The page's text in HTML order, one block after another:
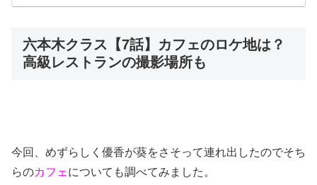
六本木クラス【7話】カフェのロケ地は？
高級レストランの撮影場所も
今回、めずらしく優香が葵をさそって連れ出したのでそち
らのカフェ についても調べてみました。